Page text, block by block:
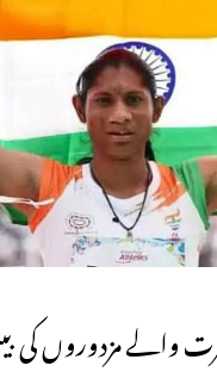
والے مزدوروں کی